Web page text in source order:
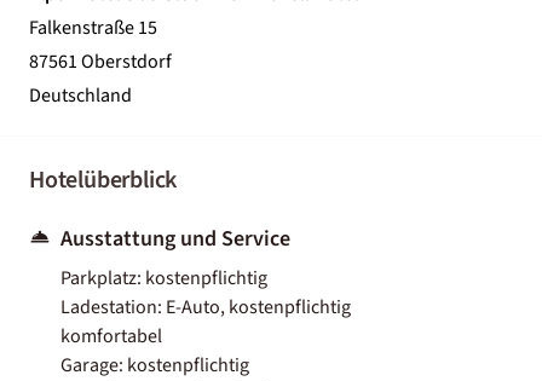
Falkenstraße 15
87561 Oberstdorf
Deutschland
Hotelüberblick
Ausstattung und Service
Parkplatz: kostenpflichtig
Ladestation: E-Auto, kostenpflichtig
komfortabel
Garage: kostenpflichtig